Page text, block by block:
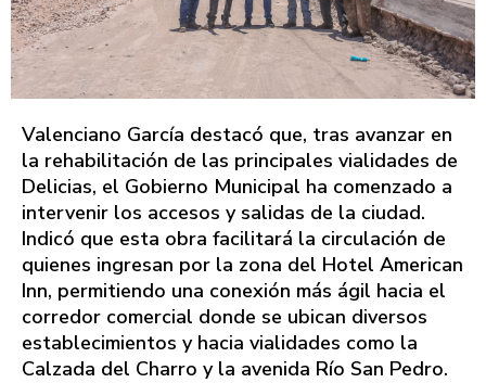
Valenciano García destacó que, tras avanzar en
la rehabilitación de las principales vialidades de
Delicias, el Gobierno Municipal ha comenzado a
intervenir los accesos y salidas de la ciudad.
Indicó que esta obra facilitará la circulación de
quienes ingresan por la zona del Hotel American
Inn, permitiendo una conexión más ágil hacia el
corredor comercial donde se ubican diversos
establecimientos y hacia vialidades como la
Calzada del Charro y la avenida Río San Pedro.